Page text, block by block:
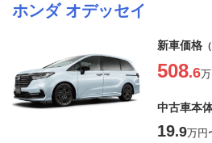
ホンダ オデッセイ
新車価格
508.6
中古車本
19.9万円